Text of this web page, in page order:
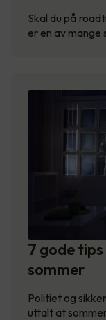
Skal du på
er en av
7 gode
sommer
Politiet og
uttalt at